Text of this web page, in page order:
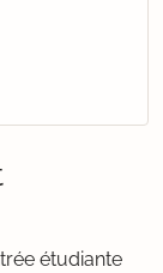
étudiante